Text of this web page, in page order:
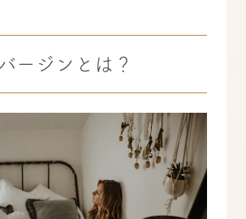
ージンとは？